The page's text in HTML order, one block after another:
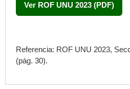
Ver ROF UNU 2023 (PDF)
Referencia: ROF UNU 2023,
(pág. 30).